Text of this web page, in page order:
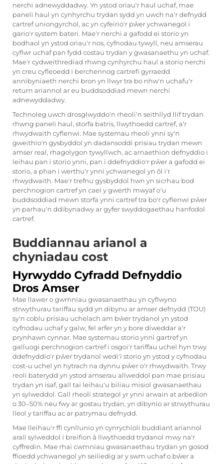
nerchi adnewyddadwy. Yn ystod oriau'r haul uchaf, mae
paneli haul yn cynhyrchu trydan sydd yn uwch na'r defnydd
cartref uniongyrchol, ac yn cyfeirio'r pŵer ychwanegol i
gario'r system bateri. Mae'r nerchi a gafodd ei storio yn
bodhaol yn ystod oriau'r nos, cyfnodau tywyll, neu amserau
cyflwr uchaf pan fydd costau trydan y gwasanaethu yn uchaf.
Mae'r cydweithrediad rhwng cynhyrchu haul a storio nerchi
yn creu cyfleoedd i berchennog cartrefi gyrraedd
annibyniaeth nerchi bron yn llwyr tra bo nhw'n uchafu'r
return ariannol ar eu buddsoddiad mewn nerchi
adnewyddadwy.
Technoleg uwch drosglwyddo'n rheoli'n seithllyd llif trydan
rhwng paneli haul, storfa batris, llwythoedd cartref, a'r
rhwydwaith cyflenwi. Mae systemau rheoli ynni sy'n
gweithio'n gysbyddol yn dadansoddi prisiau trydan mewn
amser real, rhagolygon tywyllwch, ac arnaethion defnyddio i
leihau pan i storio ynni, pan i ddefnyddio'r pŵer a gafodd ei
storio, a phan i werthu'r ynni ychwanegol yn ôl i'r
rhwydwaith. Mae'r trefnu gysbyddol hwn yn sicrhau bod
perchnogion cartref yn cael y gwerth mwyaf o'u
buddsoddiad mewn storfa ynni cartref tra bo'r cyflenwi pŵer
yn parhau'n ddibynadwy ar gyfer swyddogaethau hanfodol
cartref.
Buddiannau arianol a
chyniadau cost
Hyrwyddo Cyfradd Defnyddio
Dros Amser
Mae llawer o gwmnïau gwasanaethau yn cyflwyno
strwythurau tariffau sydd yn dibynu ar amser defnydd (TOU)
sy'n coblu prisiau uchelach am bŵer trydanol yn ystod
cyfnodau uchaf y galw, fel arfer yn y bore diweddar a'r
prynhawn cynnar. Mae systemau storio ynni gartref yn
galluogi perchnogion cartref i osgoi'r tariffau uchel hyn trwy
ddefnyddio'r pŵer trydanol wedi'i storio yn ystod y cyfnodau
cost-u uchel yn hytrach na dynnu pŵer o'r rhwydwaith. Trwy
reoli baterydd yn ystod amserau allweddol pan mae prisiau
trydan yn isaf, gall tai leihau'u biliau misiol gwasanaethau
yn sylweddol. Gall rheoli strategol yr ynni arwain at arbedion
o 30–50% neu fwy ar gostau trydan, yn dibynio ar strwythurau
lleol y tariffau ac ar patrymau defnydd.
Mae lleihau'r ffi cynllunio yn cynrychioli buddiant ariannol
arall sylweddol i breifion â llwythoedd trydanol mwy na'r
cyffredin. Mae rhai cwmnïau gwasanaethau trydan yn gosod
ffioedd ychwanegol yn seiliedig ar y swm uchaf o bŵer a